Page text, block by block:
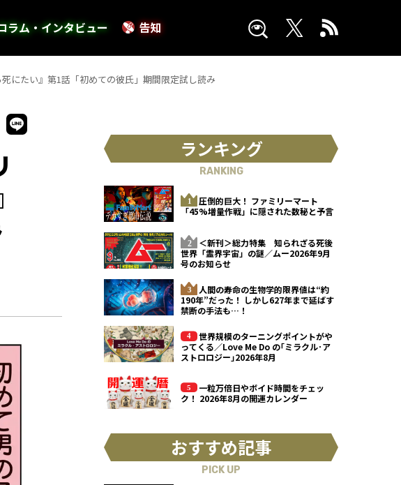
ラム・インタビュー 告知
にたい』第1話「初めての彼氏」期間限定試し読み
ランキング
RANKING
圧倒的巨大！ ファミリーマート
「45%増量作戦」に隠された数秘と予言
＜新刊＞総力特集 知られざる死後
世界「霊界宇宙」の謎／ムー2026年9月
号のお知らせ
人間の寿命の生物学的限界値は“約
190年”だった！ しかし627年まで延ばす
禁断の手法も…！
世界規模のターニングポイントがや
ってくる／Love Me Do の｢ミラクル･ア
ストロロジー｣2026年8月
一粒万倍日やボイド時間をチェッ
ク！ 2026年8月の開運カレンダー
おすすめ記事
PICK UP